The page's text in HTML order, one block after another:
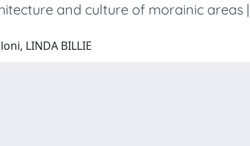
and culture of morainic areas
LINDA BILLIE